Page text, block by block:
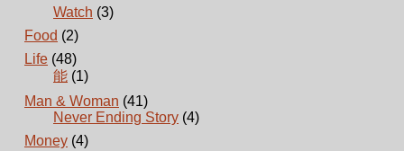
Watch (3)
Food (2)
Life (48)
能 (1)
Man & Woman (41)
Never Ending Story (4)
Money (4)